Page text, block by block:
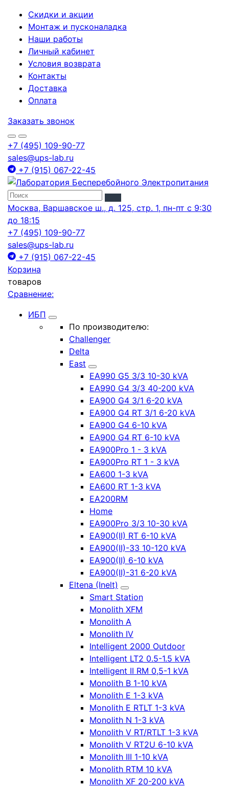
Скидки и акции
Монтаж и пусконаладка
Наши работы
Личный кабинет
Условия возврата
Контакты
Доставка
Оплата
Заказать звонок
+7 (495) 109-90-77
sales@ups-lab.ru
+7 (915) 067-22-45
Москва, Варшавское ш., д. 125, стр. 1, пн-пт с 9:30
до 18:15
+7 (495) 109-90-77
sales@ups-lab.ru
+7 (915) 067-22-45
Корзина
товаров
Сравнение:
ИБП
По производителю:
Challenger
Delta
East
EA990 G5 3/3 10-30 kVA
EA990 G4 3/3 40-200 kVA
EA900 G4 3/1 6-20 kVA
EA900 G4 RT 3/1 6-20 kVA
EA900 G4 6-10 kVA
EA900 G4 RT 6-10 kVA
EA900Pro 1 - 3 kVA
EA900Pro RT 1 - 3 kVA
EA600 1-3 kVA
EA600 RT 1-3 kVA
EA200RM
Home
EA900Pro 3/3 10-30 kVA
EA900(II) RT 6-10 kVA
EA900(II)-33 10-120 kVA
EA900(II) 6-10 kVA
EA900(II)-31 6-20 kVA
Eltena (Inelt)
Smart Station
Monolith XFM
Monolith A
Monolith IV
Intelligent 2000 Outdoor
Intelligent LT2 0.5-1.5 kVA
Intelligent II RM 0,5-1 kVA
Monolith B 1-10 kVA
Monolith E 1-3 kVA
Monolith E RTLT 1-3 kVA
Monolith N 1-3 kVA
Monolith V RT/RTLT 1-3 kVA
Monolith V RT2U 6-10 kVA
Monolith III 1-10 kVA
Monolith RTM 10 kVA
Monolith XF 20-200 kVA